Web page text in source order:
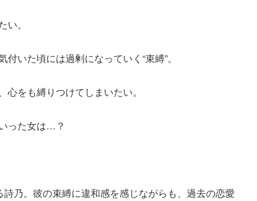
。
いた頃には過剰になっていく“束縛”。
をも縛りつけてしまいたい。
った女は…？
詩乃。彼の束縛に違和感を感じながらも、過去の恋愛